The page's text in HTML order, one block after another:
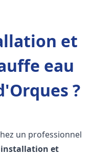
et
eau
?
un professionnel
installation et